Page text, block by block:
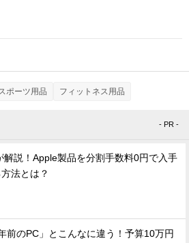
スポーツ用品 フィットネス用品
- PR -
解説！Apple製品を分割手数料0円で入手
法とは？
年前のPC」とこんなに違う！予算10万円